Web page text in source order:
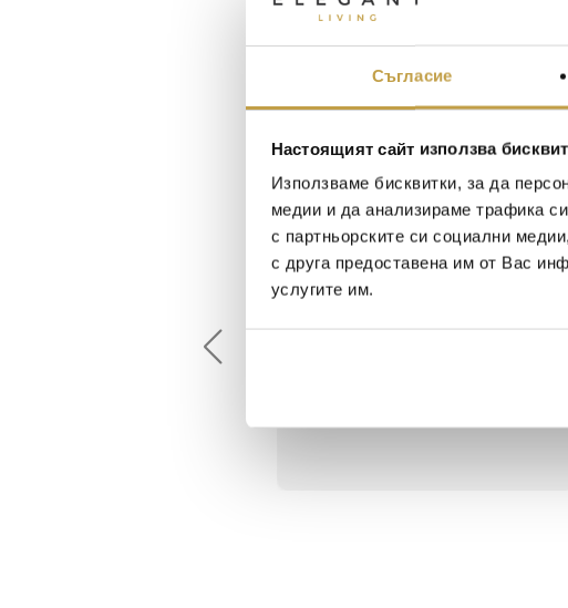
Съгласие
Настоящият сайт използва
Използваме бисквитки, за да
медии и да анализираме трафика
с партньорските си социални
с друга предоставена им от Вас
услугите им.
Георги Питов
2021-06-01